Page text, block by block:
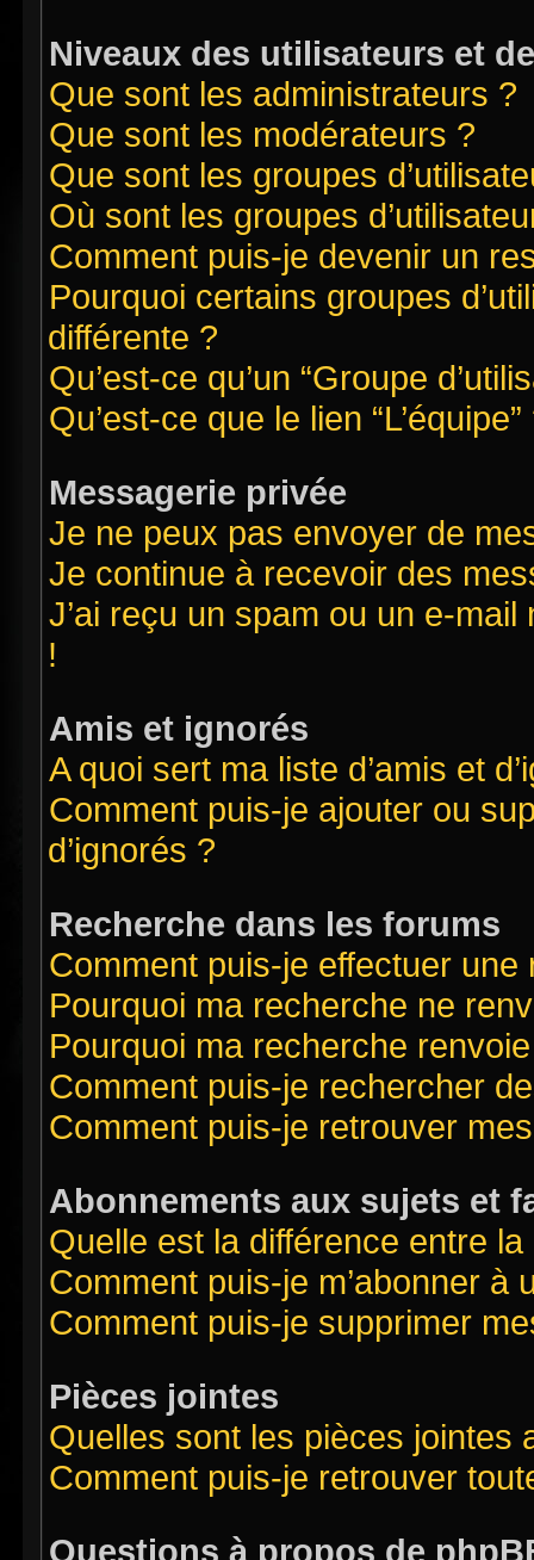
Niveaux des utilisateurs et
Que sont les administrateurs ?
Que sont les modérateurs ?
Que sont les groupes
Où sont les groupes
Comment puis-je devenir un
Pourquoi certains groupes
différente ?
Qu’est-ce qu’un “Groupe
Qu’est-ce que le lien “L’équipe”
Messagerie privée
Je ne peux pas envoyer de
Je continue à recevoir des
J’ai reçu un spam ou un e-
!
Amis et ignorés
A quoi sert ma liste d’amis et
Comment puis-je ajouter ou
d’ignorés ?
Recherche dans les forums
Comment puis-je effectuer
Pourquoi ma recherche ne
Pourquoi ma recherche
Comment puis-je rechercher
Comment puis-je retrouver
Abonnements aux sujets et
Quelle est la différence entre
Comment puis-je m’abonner
Comment puis-je supprimer
Pièces jointes
Quelles sont les pièces jointes
Comment puis-je retrouver
Questions à propos de